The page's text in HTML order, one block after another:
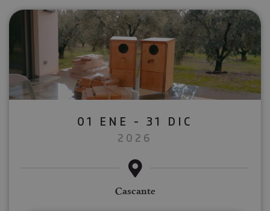
01 ENE - 31 DIC
2026
Cascante